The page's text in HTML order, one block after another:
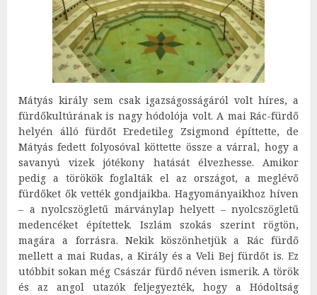
Mátyás király sem csak igazságosságáról volt híres, a
fürdőkultúrának is nagy hódolója volt. A mai Rác-fürdő
helyén álló fürdőt Eredetileg Zsigmond építtette, de
Mátyás fedett folyosóval köttette össze a várral, hogy a
savanyú vizek jótékony hatását élvezhesse. Amikor
pedig a törökök foglalták el az országot, a meglévő
fürdőket ők vették gondjaikba. Hagyományaikhoz híven
– a nyolcszögletű márványlap helyett – nyolcszögletű
medencéket építettek. Iszlám szokás szerint rögtön,
magára a forrásra. Nekik köszönhetjük a Rác fürdő
mellett a mai Rudas, a Király és a Veli Bej fürdőt is. Ez
utóbbit sokan még Császár fürdő néven ismerik. A török
és az angol utazók feljegyezték, hogy a Hódoltság